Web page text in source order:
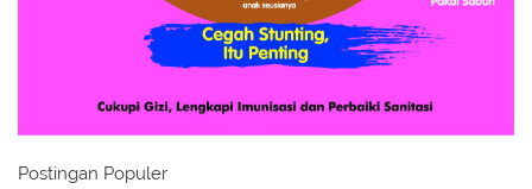
Postingan Populer